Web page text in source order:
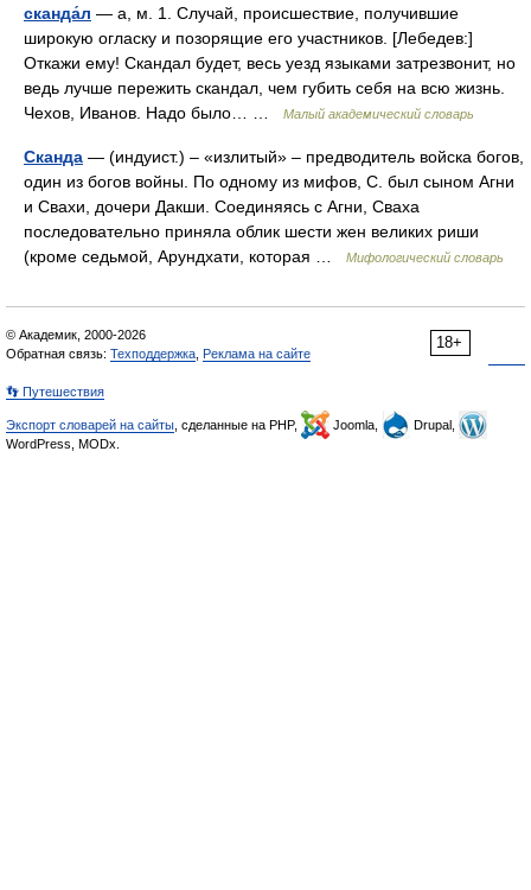
сканда́л — а, м. 1. Случай, происшествие, получившие
широкую огласку и позорящие его участников. [Лебедев:]
Откажи ему! Скандал будет, весь уезд языками затрезвонит, но
ведь лучше пережить скандал, чем губить себя на всю жизнь.
Чехов, Иванов. Надо было… …
Малый академический словарь
Сканда — (индуист.) – «излитый» – предводитель войска богов,
один из богов войны. По одному из мифов, С. был сыном Агни
и Свахи, дочери Дакши. Соединяясь с Агни, Сваха
последовательно приняла облик шести жен великих риши
(кроме седьмой, Арундхати, которая …
Мифологический словарь
18+
© Академик, 2000-2026
Обратная связь: Техподдержка Реклама на сайте
👣 Путешествия
Экспорт словарей на сайты , сделанные на PHP, Joomla,
Drupal,
WordPress, MODx.